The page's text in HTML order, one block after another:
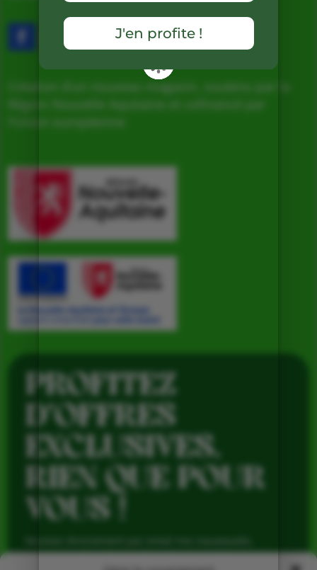
Création d’un nouveau magasin, soutenu par la
PROFITEZ
D’OFFRES
EXCLUSIVES,
RIEN QUE POUR
VOUS !
avantages réservés aux abonnés et produits de saison,
J'en profite !